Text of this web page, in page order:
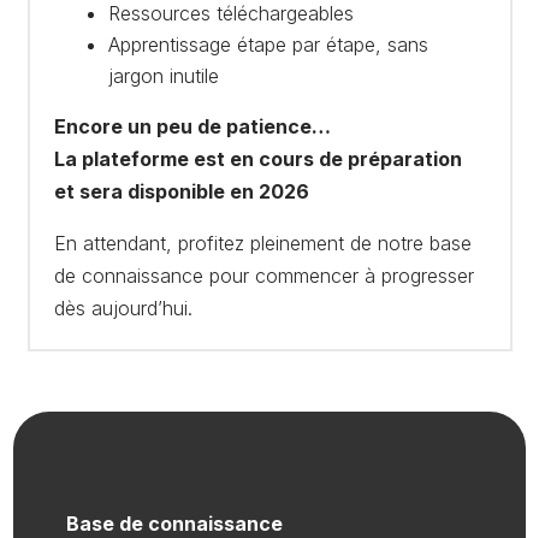
Ressources téléchargeables
Apprentissage étape par étape, sans
jargon inutile
Encore un peu de patience…
La plateforme est en cours de préparation
et sera disponible en 2026
En attendant, profitez pleinement de notre base
de connaissance pour commencer à progresser
dès aujourd’hui.
Base de connaissance